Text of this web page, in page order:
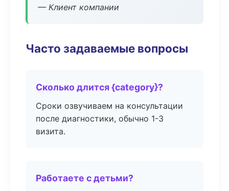
— Клиент компании
Часто задаваемые вопросы
Сколько длится {category}?
Сроки озвучиваем на консультации
после диагностики, обычно 1-3
визита.
Работаете с детьми?